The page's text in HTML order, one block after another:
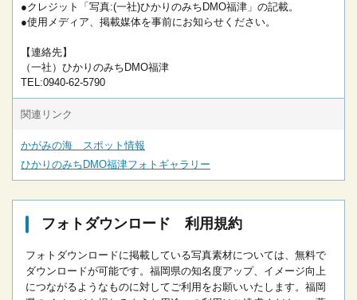
●クレジット「写真:(一社)ひかりのみちDMO福津」の記載。
●使用メディア、掲載媒体を事前にお知らせください。
【連絡先】
（一社）ひかりのみちDMO福津
TEL:0940-62-5790
関連リンク
かがみの海 スポット情報
ひかりのみちDMO福津フォトギャラリー
フォトダウンロード 利用規約
フォトダウンロードに掲載している写真素材については、無料で
ダウンロードが可能です。 福岡県の知名度アップ、イメージ向上
につながるようなものに対してご利用をお願いいたします。 福岡